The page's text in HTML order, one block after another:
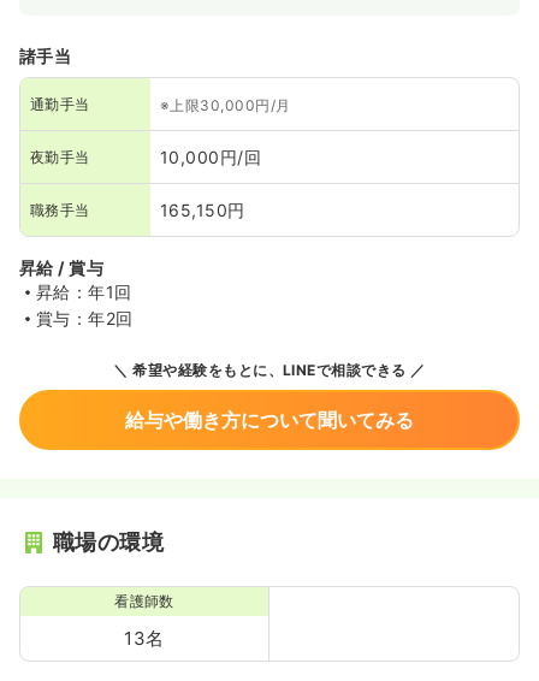
諸手当
通勤手当 ※上限30,000円/月
夜勤手当 10,000円/回
職務手当 165,150円
昇給 / 賞与
昇給：年1回
賞与：年2回
希望や経験をもとに、LINEで相談できる
給与や働き方について聞いてみる
職場の環境
看護師数
13名